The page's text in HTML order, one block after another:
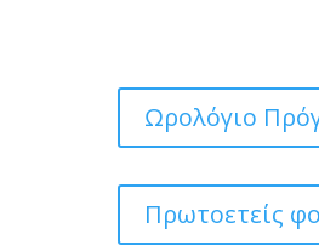
Ωρολόγιο
Πρωτοετείς